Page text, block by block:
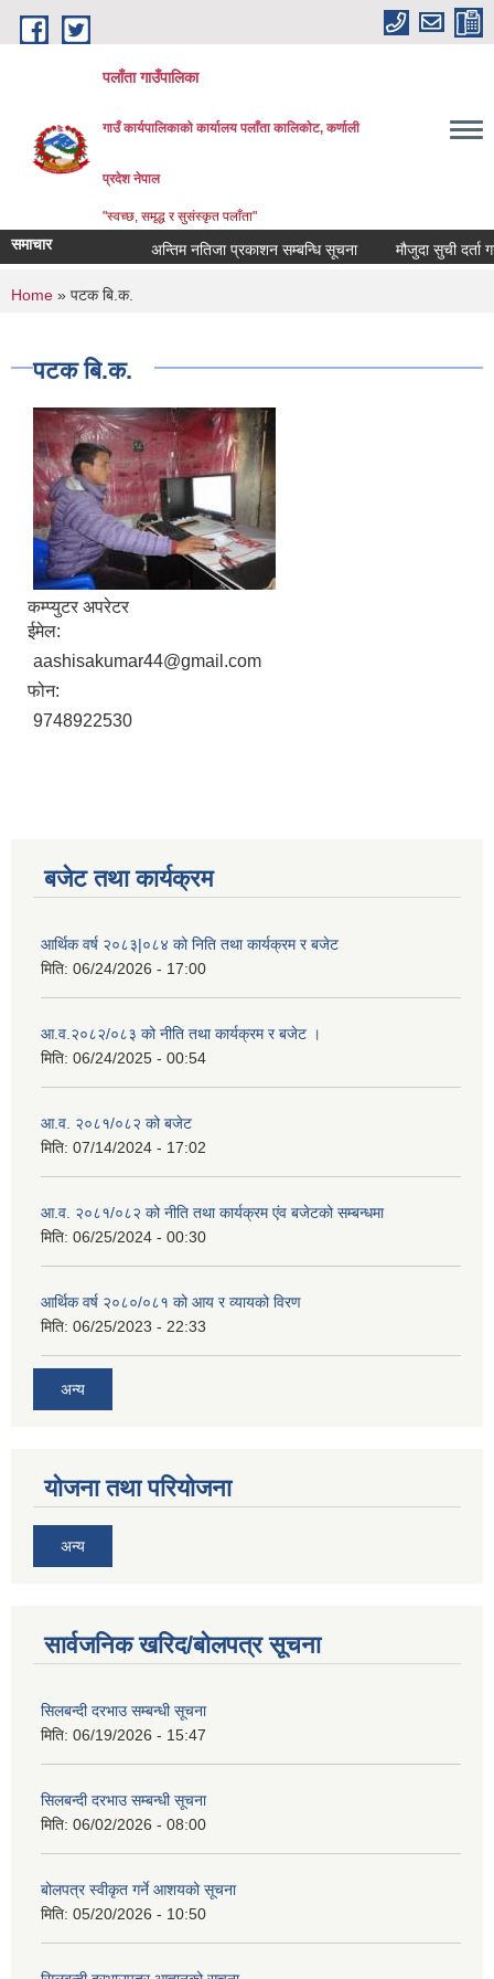
Skip to main content
पलाँता गाउँपालिका
गाउँ कार्यपालिकाको कार्यालयपलाँता कालिकाेट, कर्णाली
प्रदेश नेपाल
"स्वच्छ, समृद्ध र सुसंस्कृत पलाँता"
समाचार अन्तिम नतिजा प्रकाशन सम्बन्धि सूचना मौजुदा सुची दर्ता गर्ने
You are here
Home » पटक बि.क.
पटक बि.क.
कम्प्युटर अपरेटर
ईमेल:
aashisakumar44@gmail.com
फोन:
9748922530
बजेट तथा कार्यक्रम
आर्थिक वर्ष २०८३|०८४ को निति तथा कार्यक्रम र बजेट
मिति: 06/24/2026 - 17:00
आ.व.२०८२/०८३ को नीति तथा कार्यक्रम र बजेट ।
मिति: 06/24/2025 - 00:54
आ.व. २०८१/०८२ को बजेट
मिति: 07/14/2024 - 17:02
आ.व. २०८१/०८२ को नीति तथा कार्यक्रम एंव बजेटको सम्बन्धमा
मिति: 06/25/2024 - 00:30
आर्थिक वर्ष २०८०/०८१ को आय र व्यायको विरण
मिति: 06/25/2023 - 22:33
अन्य
योजना तथा परियोजना
अन्य
सार्वजनिक खरिद/बोलपत्र सूचना
सिलबन्दी दरभाउ सम्बन्धी सूचना
मिति: 06/19/2026 - 15:47
सिलबन्दी दरभाउ सम्बन्धी सूचना
मिति: 06/02/2026 - 08:00
बोलपत्र स्वीकृत गर्ने आशयको सूचना
मिति: 05/20/2026 - 10:50